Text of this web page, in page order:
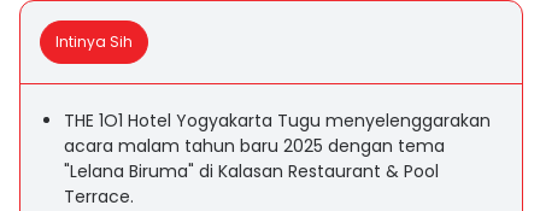
Intinya Sih
THE 1O1 Hotel Yogyakarta Tugu menyelenggarakan
acara malam tahun baru 2025 dengan tema
"Lelana Biruma" di Kalasan Restaurant & Pool
Terrace.